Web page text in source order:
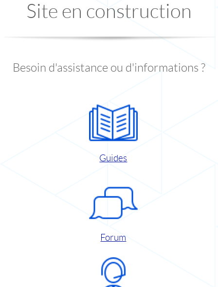
Site en construction
Besoin d'assistance ou d'informations ?
Guides
Forum